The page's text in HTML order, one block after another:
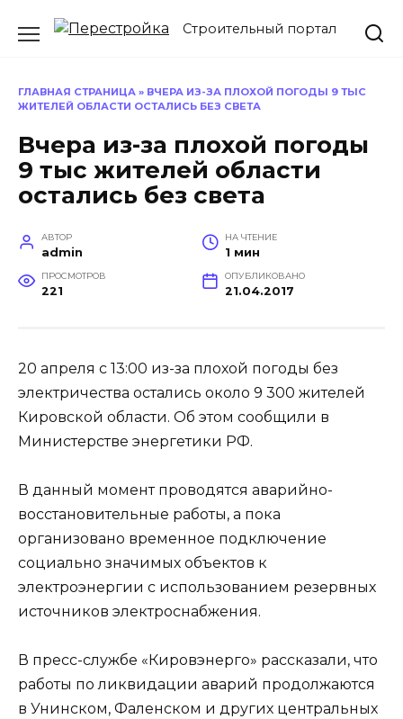
Строительный портал
ГЛАВНАЯ СТРАНИЦА » ВЧЕРА ИЗ-ЗА ПЛОХОЙ ПОГОДЫ 9 ТЫС
ЖИТЕЛЕЙ ОБЛАСТИ ОСТАЛИСЬ БЕЗ СВЕТА
Вчера из-за плохой погоды
9 тыс жителей области
остались без света
АВТОР
admin
НА ЧТЕНИЕ
1 мин
ПРОСМОТРОВ
221
ОПУБЛИКОВАНО
21.04.2017
20 апреля с 13:00 из-за плохой погоды без
электричества остались около 9 300 жителей
Кировской области. Об этом сообщили в
Министерстве энергетики РФ.
В данный момент проводятся аварийно-
восстановительные работы, а пока
организовано временное подключение
социально значимых объектов к
электроэнергии с использованием резервных
источников электроснабжения.
В пресс-службе «Кировэнерго» рассказали, что
работы по ликвидации аварий продолжаются
в Унинском, Фаленском и других центральных